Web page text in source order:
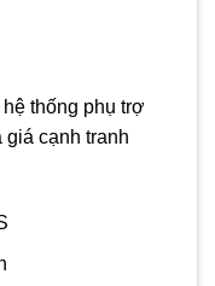
thống phụ trợ
cạnh tranh